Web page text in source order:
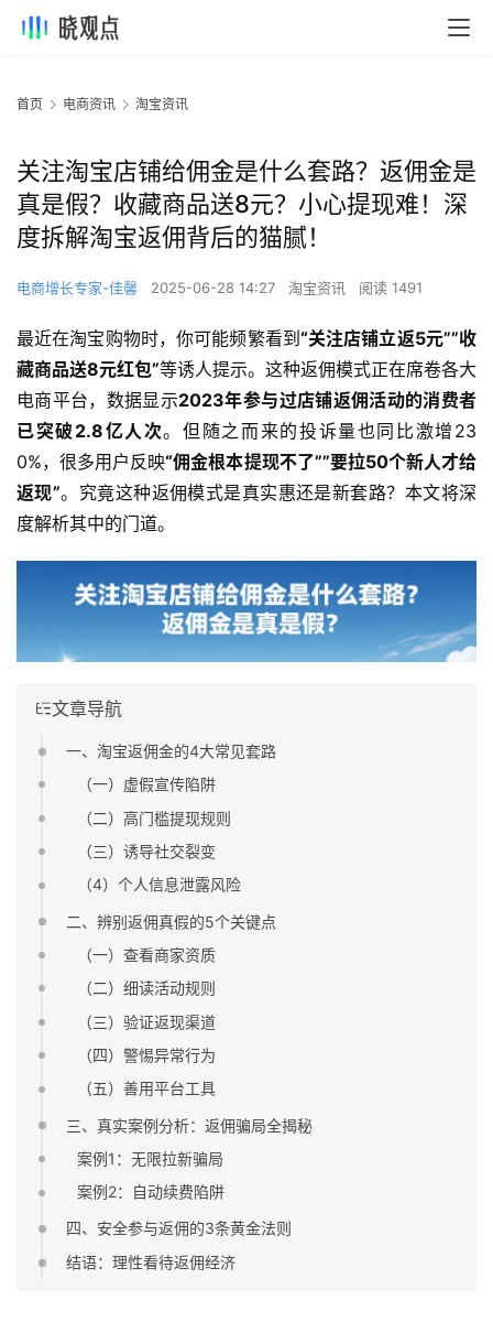
首页 电商资讯 淘宝资讯
关注淘宝店铺给佣金是什么套路？返佣金是
真是假？收藏商品送8元？小心提现难！深
度拆解淘宝返佣背后的猫腻！
电商增长专家-佳馨 2025-06-28 14:27 淘宝资讯 阅读 1491
最近在淘宝购物时，你可能频繁看到 “关注店铺立返5元””收
藏商品送8元红包”等诱人提示。这种返佣模式正在席卷各大
电商平台，数据显示2023年参与过店铺返佣活动的消费者
已突破2.8亿人次。但随之而来的投诉量也同比激增23
0%，很多用户反映“佣金根本提现不了””要拉50个新人才给
返现”。究竟这种返佣模式是真实惠还是新套路？本文将深
度解析其中的门道。
文章导航
一、淘宝返佣金的4大常见套路
（一）虚假宣传陷阱
（二）高门槛提现规则
（三）诱导社交裂变
（4）个人信息泄露风险
二、辨别返佣真假的5个关键点
（一）查看商家资质
（二）细读活动规则
（三）验证返现渠道
（四）警惕异常行为
（五）善用平台工具
三、真实案例分析：返佣骗局全揭秘
案例1：无限拉新骗局
案例2：自动续费陷阱
四、安全参与返佣的3条黄金法则
结语：理性看待返佣经济